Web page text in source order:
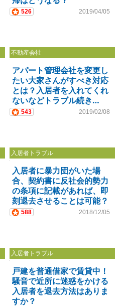
526 2019/04/05
不動産会社
アパート管理会社を変更し
たい大家さんがすべき対応
とは？入居者を入れてくれ
ないなどトラブル続き…
543 2019/02/08
入居者トラブル
入居者に暴力団がいた場
合、契約書に反社会的勢力
の条項に記載があれば、即
刻退去させることは可能？
588 2018/12/05
入居者トラブル
戸建を普通借家で賃貸中！
騒音で近所に迷惑をかける
入居者を退去方法はありま
すか？